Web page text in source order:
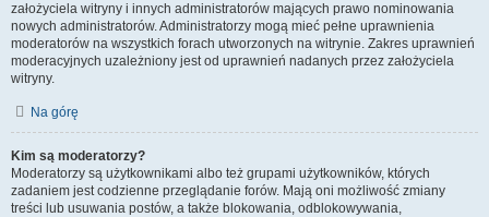
założyciela witryny i innych administratorów mających prawo nominowania
nowych administratorów. Administratorzy mogą mieć pełne uprawnienia
moderatorów na wszystkich forach utworzonych na witrynie. Zakres uprawnień
moderacyjnych uzależniony jest od uprawnień nadanych przez założyciela
witryny.
Na górę
Kim są moderatorzy?
Moderatorzy są użytkownikami albo też grupami użytkowników, których
zadaniem jest codzienne przeglądanie forów. Mają oni możliwość zmiany
treści lub usuwania postów, a także blokowania, odblokowywania,